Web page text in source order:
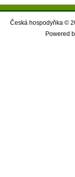
Česká hospodyňka ©
Powered